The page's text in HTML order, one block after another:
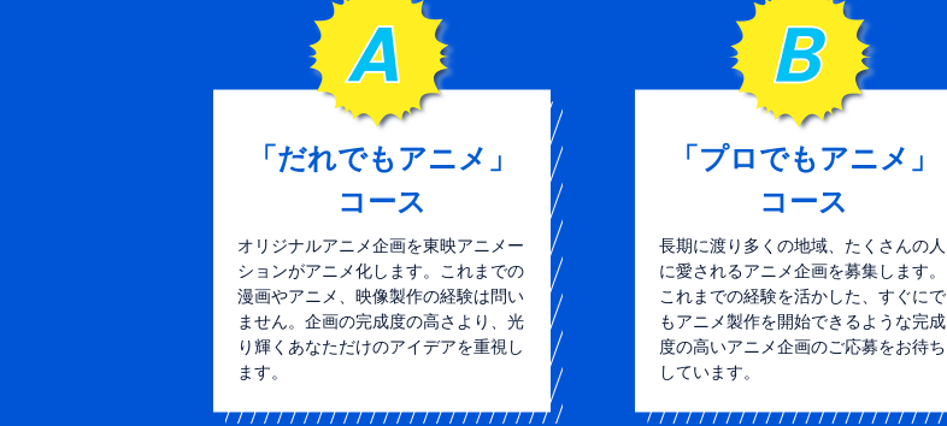
「だれでもアニメ」
コース
オリジナルアニメ企画を東映アニメー
ションがアニメ化します。これまでの
漫画やアニメ、映像製作の経験は問い
ません。企画の完成度の高さより、光
り輝くあなただけのアイデアを重視し
ます。
「プロでもアニメ」
コース
長期に渡り多くの地域、たくさんの人
に愛されるアニメ企画を募集します。
これまでの経験を活かした、すぐにで
もアニメ製作を開始できるような完成
度の高いアニメ企画のご応募をお待ち
しています。